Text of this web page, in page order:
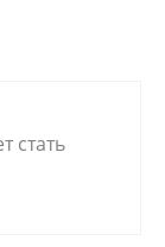
стать